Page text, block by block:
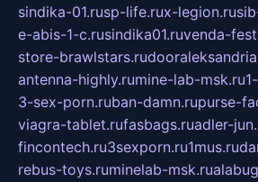
sindika-01.rusp-life.rux-legion.ru
e-abis-1-c.rusindika01.ruvenda-
store-brawlstars.ru
antenna-highly.rumine-lab-msk.ru
3-sex-porn.ruban-damn.rupurse-
viagra-tablet.rufasbags.ruadler-
fincontech.ru3sexporn.ru1mus.ru
rebus-toys.ruminelab-msk.ru